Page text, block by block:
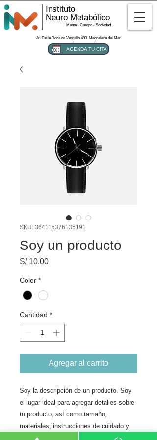
Instituto
Neuro Metabólico
Mente - Cuerpo - Sociedad
AGENDA TU CITA
Jr. De la Roca de Vergallo 493. Magdalena del Mar
SKU: 364115376135191
Soy un producto
S/ 10.00Precio
Color *
Cantidad *
Agregar al carrito
Soy la descripción de un producto. Soy
el lugar ideal para agregar detalles sobre
tu producto, así como tamaño,
materiales, instrucciones de cuidado y
de limpieza.